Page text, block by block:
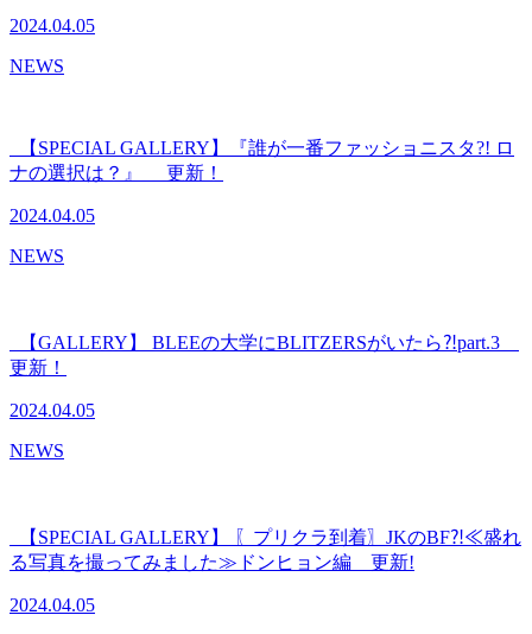
2024.04.05
NEWS
【SPECIAL GALLERY】『誰が一番ファッショニスタ?! ロ
ナの選択は？』 更新！
2024.04.05
NEWS
【GALLERY】 BLEEの大学にBLITZERSがいたら⁈part.3
更新！
2024.04.05
NEWS
【SPECIAL GALLERY】 〖プリクラ到着〗JKのBF⁈≪盛れ
る写真を撮ってみました≫ドンヒョン編 更新!
2024.04.05